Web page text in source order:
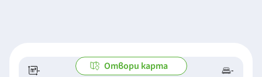
- -/- -
Отвори карта